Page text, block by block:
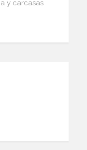
y carcasas